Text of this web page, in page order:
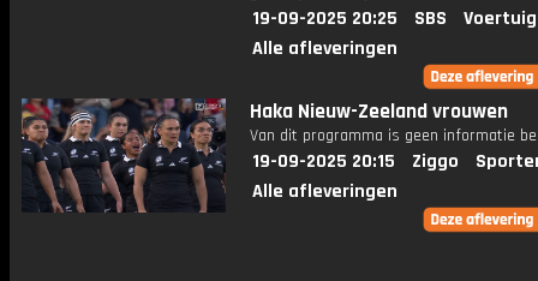
19-09-2025 20:25 SBS
Alle afleveringen
Haka Nieuw-Zeeland vrouwen
Van dit programma is geen informatie
19-09-2025 20:15 Ziggo
Alle afleveringen